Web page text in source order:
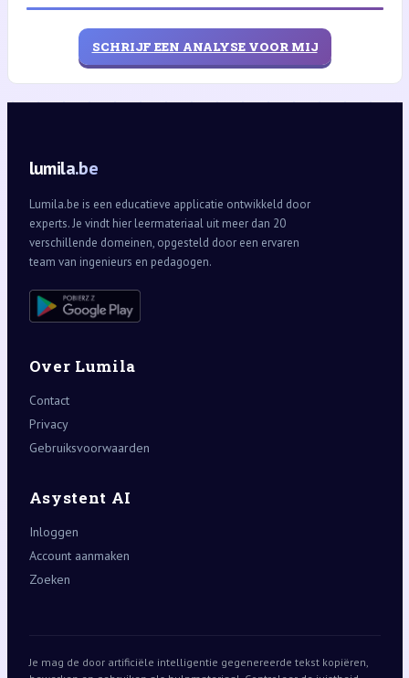
SCHRIJF EEN ANALYSE VOOR MIJ
lumila.be
Lumila.be is een educatieve applicatie ontwikkeld door
experts. Je vindt hier leermateriaal uit meer dan 20
verschillende domeinen, opgesteld door een ervaren
team van ingenieurs en pedagogen.
Over Lumila
Contact
Privacy
Gebruiksvoorwaarden
Asystent AI
Inloggen
Account aanmaken
Zoeken
Je mag de door artificiële intelligentie gegenereerde tekst kopiëren,